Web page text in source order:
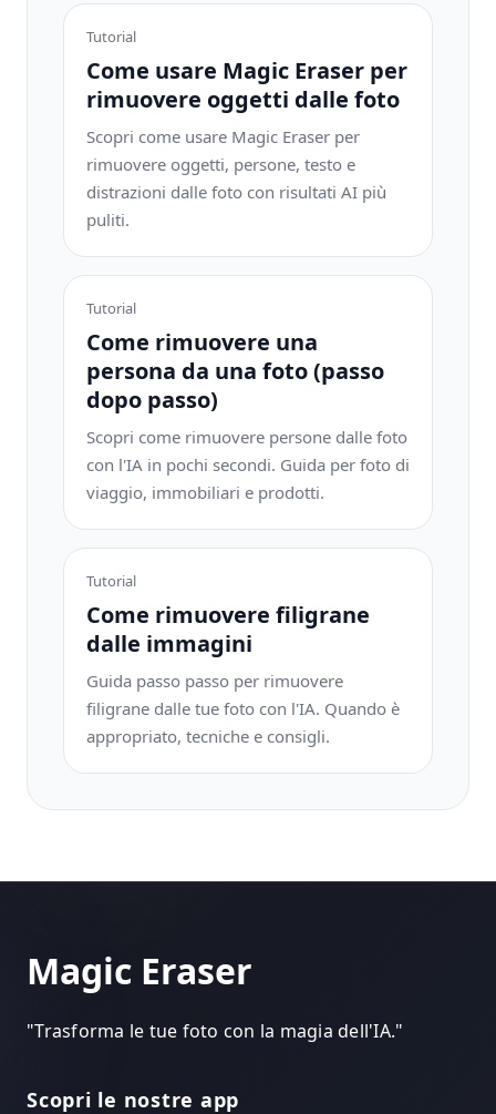
Tutorial
Come usare Magic Eraser per
rimuovere oggetti dalle foto
Scopri come usare Magic Eraser per
rimuovere oggetti, persone, testo e
distrazioni dalle foto con risultati AI più
puliti.
Tutorial
Come rimuovere una
persona da una foto (passo
dopo passo)
Scopri come rimuovere persone dalle foto
con l'IA in pochi secondi. Guida per foto di
viaggio, immobiliari e prodotti.
Tutorial
Come rimuovere filigrane
dalle immagini
Guida passo passo per rimuovere
filigrane dalle tue foto con l'IA. Quando è
appropriato, tecniche e consigli.
Magic Eraser
"Trasforma le tue foto con la magia dell'IA."
Scopri le nostre app